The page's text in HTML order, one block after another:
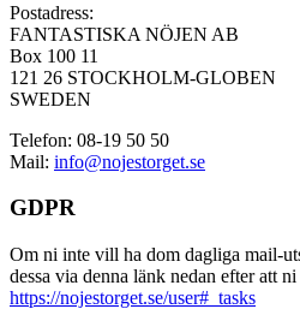
Postadress:
FANTASTISKA NÖJEN AB
Box 100 11
121 26 STOCKHOLM-GLOBEN
SWEDEN
Telefon: 08-19 50 50
Mail: info@nojestorget.se
GDPR
Om ni inte vill ha dom dagliga mail-
dessa via denna länk nedan efter att
https://nojestorget.se/user#_tasks